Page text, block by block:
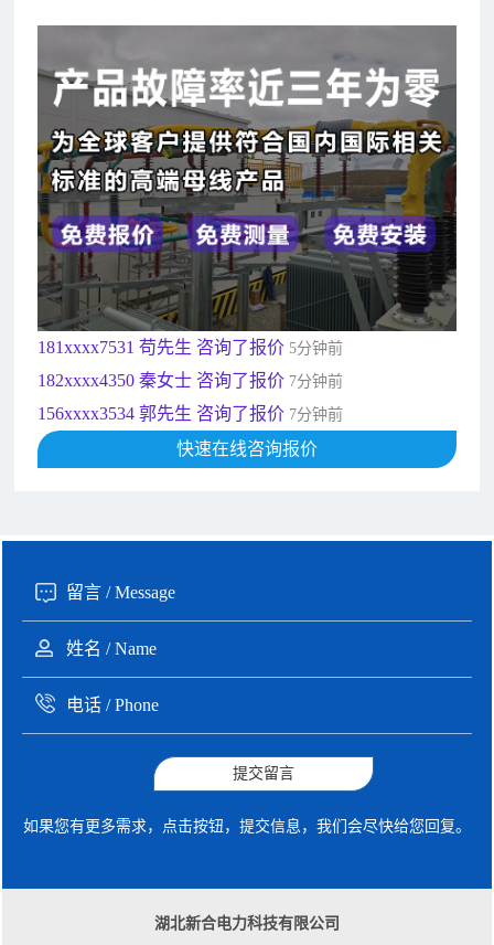
182xxxx4350 秦女士 咨询了报价 7分钟前
156xxxx3534 郭先生 咨询了报价7分钟前
192xxxx2920 周先生 咨询了报价10分钟前
189xxxx6562 王先生 咨询了报价1秒前
190xxxx3508 徐女士 咨询了报价5秒前
135xxxx6654 张先生 咨询了报价
181xxxx7531 苟先生 咨询了报价5分钟前
182xxxx4350 秦女士 咨询了报价 7分钟前
156xxxx3534 郭先生 咨询了报价 7分钟前
192xxxx2920 周先生 咨询了报价 10分钟前
189xxxx6562 王先生 咨询了报价1秒前
快速在线咨询报价
提交留言
如果您有更多需求，点击按钮，提交信息，我们会尽快给您回复。
湖北新合电力科技有限公司